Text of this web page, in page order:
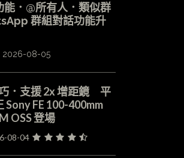
能．@所有人．類似群
群組對話功能升
2026-08-05
．支援 2x 增距鏡 平
Sony FE 100-400mm
OSS 登場
08-04